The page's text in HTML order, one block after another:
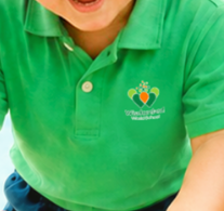
toàn cầu cội nguồn